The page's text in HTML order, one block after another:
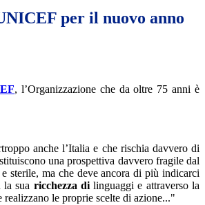
per il nuovo anno
, l’Organizzazione che da oltre 75 anni è
anche l’Italia e che rischia davvero di
una prospettiva davvero fragile dal
sterile, ma che deve ancora di più indicarci
la sua ricchezza dilinguaggi e attraverso la
le proprie scelte di azione..."